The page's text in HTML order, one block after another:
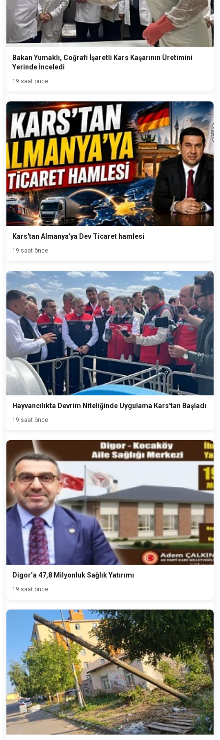
Bakan Yumaklı, Coğrafi İşaretli Kars Kaşarının Üretimini
Yerinde İnceledi
19 saat önce
Kars'tan Almanya'ya Dev Ticaret hamlesi
19 saat önce
Hayvancılıkta Devrim Niteliğinde Uygulama Kars'tan Başladı
19 saat önce
Digor’a 47,8 Milyonluk Sağlık Yatırımı
19 saat önce